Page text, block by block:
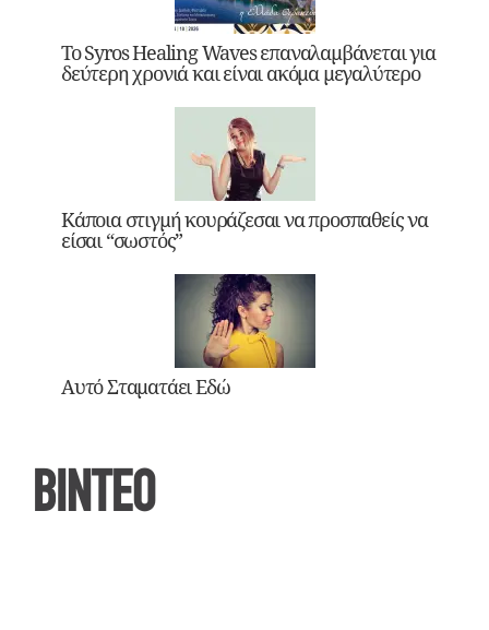
Το Syros Healing Waves επαναλαμβάνεται για
δεύτερη χρονιά και είναι ακόμα μεγαλύτερο
Κάποια στιγμή κουράζεσαι να προσπαθείς να
είσαι “σωστός”
Αυτό Σταματάει Εδώ
ΒΙΝΤΕΟ